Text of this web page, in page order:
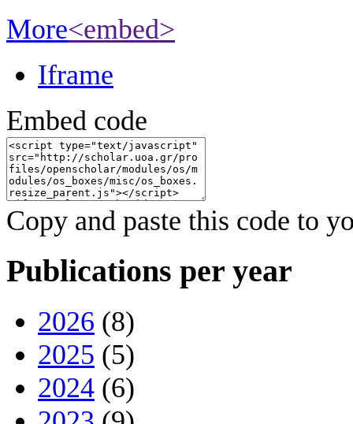
More<embed>
Iframe
Embed code
Copy and paste this code to
Publications per year
2026 (8)
2025 (5)
2024 (6)